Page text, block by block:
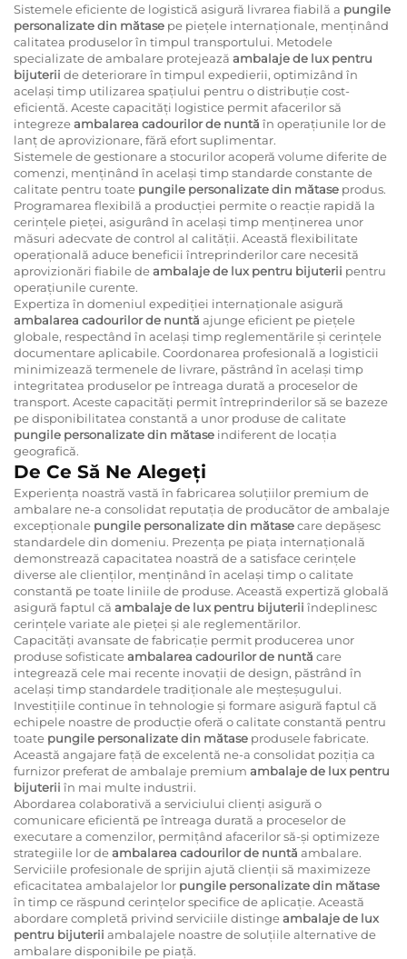
Sistemele eficiente de logistică asigură livrarea fiabilă a pungile
personalizate din mătase pe piețele internaționale, menținând
calitatea produselor în timpul transportului. Metodele
specializate de ambalare protejează ambalaje de lux pentru
bijuterii de deteriorare în timpul expedierii, optimizând în
același timp utilizarea spațiului pentru o distribuție cost-
eficientă. Aceste capacități logistice permit afacerilor să
integrezeambalarea cadourilor de nuntă în operațiunile lor de
lanț de aprovizionare, fără efort suplimentar.
Sistemele de gestionare a stocurilor acoperă volume diferite de
comenzi, menținând în același timp standarde constante de
calitate pentru toate pungile personalizate din mătase produs.
Programarea flexibilă a producției permite o reacție rapidă la
cerințele pieței, asigurând în același timp menținerea unor
măsuri adecvate de control al calității. Această flexibilitate
operațională aduce beneficii întreprinderilor care necesită
aprovizionări fiabile deambalaje de lux pentru bijuterii pentru
operațiunile curente.
Expertiza în domeniul expediției internaționale asigură
ambalarea cadourilor de nuntă ajunge eficient pe piețele
globale, respectând în același timp reglementările și cerințele
documentare aplicabile. Coordonarea profesională a logisticii
minimizează termenele de livrare, păstrând în același timp
integritatea produselor pe întreaga durată a proceselor de
transport. Aceste capacități permit întreprinderilor să se bazeze
pe disponibilitatea constantă a unor produse de calitate
pungile personalizate din mătase indiferent de locația
geografică.
De Ce Să Ne Alegeți
Experiența noastră vastă în fabricarea soluțiilor premium de
ambalare ne-a consolidat reputația de producător de ambalaje
excepționale pungile personalizate din mătasecare depășesc
standardele din domeniu. Prezența pe piața internațională
demonstrează capacitatea noastră de a satisface cerințele
diverse ale clienților, menținând în același timp o calitate
constantă pe toate liniile de produse. Această expertiză globală
asigură faptul că ambalaje de lux pentru bijuterii îndeplinesc
cerințele variate ale pieței și ale reglementărilor.
Capacități avansate de fabricație permit producerea unor
produse sofisticateambalarea cadourilor de nuntă care
integrează cele mai recente inovații de design, păstrând în
același timp standardele tradiționale ale meșteșugului.
Investițiile continue în tehnologie și formare asigură faptul că
echipele noastre de producție oferă o calitate constantă pentru
toate pungile personalizate din mătase produsele fabricate.
Această angajare față de excelentă ne-a consolidat poziția ca
furnizor preferat de ambalaje premium ambalaje de lux pentru
bijuterii în mai multe industrii.
Abordarea colaborativă a serviciului clienți asigură o
comunicare eficientă pe întreaga durată a proceselor de
executare a comenzilor, permițând afacerilor să-și optimizeze
strategiile lor deambalarea cadourilor de nuntă ambalare.
Serviciile profesionale de sprijin ajută clienții să maximizeze
eficacitatea ambalajelor lor pungile personalizate din mătase
în timp ce răspund cerințelor specifice de aplicație. Această
abordare completă privind serviciile distingeambalaje de lux
pentru bijuterii ambalajele noastre de soluțiile alternative de
ambalare disponibile pe piață.